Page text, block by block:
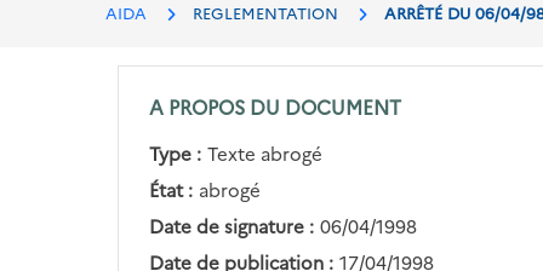
AIDA REGLEMENTATION ARRÊTÉ DU 06/04/
A PROPOS DU DOCUMENT
Type : Texte abrogé
État : abrogé
Date de signature : 06/04/1998
Date de publication : 17/04/1998